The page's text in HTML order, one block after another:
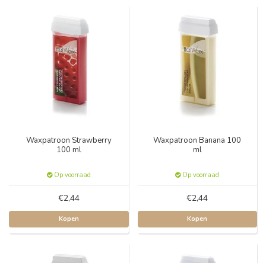
Waxpatroon Strawberry
100 ml
Op voorraad
€2,44
Kopen
Waxpatroon Banana 100
ml
Op voorraad
€2,44
Kopen